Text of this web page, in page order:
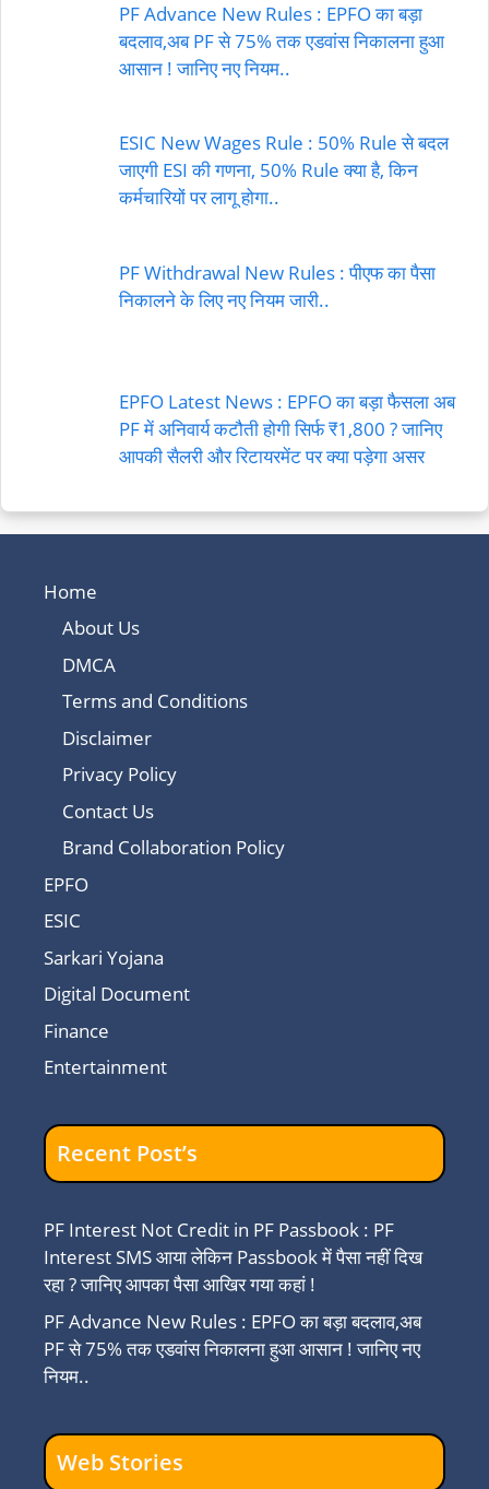
PF Advance New Rules : EPFO का बड़ा
बदलाव,अब PF से 75% तक एडवांस निकालना हुआ
आसान ! जानिए नए नियम..
ESIC New Wages Rule : 50% Rule से बदल
जाएगी ESI की गणना, 50% Rule क्या है, किन
कर्मचारियों पर लागू होगा..
PF Withdrawal New Rules : पीएफ का पैसा
निकालने के लिए नए नियम जारी..
EPFO Latest News : EPFO का बड़ा फैसला अब
PF में अनिवार्य कटौती होगी सिर्फ ₹1,800 ? जानिए
आपकी सैलरी और रिटायरमेंट पर क्या पड़ेगा असर
Home
About Us
DMCA
Terms and Conditions
Disclaimer
Privacy Policy
Contact Us
Brand Collaboration Policy
EPFO
ESIC
Sarkari Yojana
Digital Document
Finance
Entertainment
Recent Post’s
PF Interest Not Credit in PF Passbook : PF
Interest SMS आया लेकिन Passbook में पैसा नहीं दिख
रहा ? जानिए आपका पैसा आखिर गया कहां !
PF Advance New Rules : EPFO का बड़ा बदलाव,अब
PF से 75% तक एडवांस निकालना हुआ आसान ! जानिए नए
नियम..
Web Stories
ESIC Gateway :